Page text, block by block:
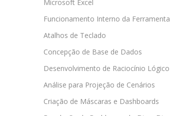
Microsoft Excel
Funcionamento Interno da Ferramenta
Atalhos de Teclado
Concepção de Base de Dados
Desenvolvimento de Raciocínio Lógico
Análise para Projeção de Cenários
Criação de Máscaras e Dashboards